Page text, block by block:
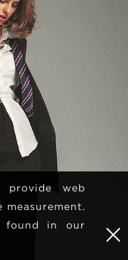
web
found in our